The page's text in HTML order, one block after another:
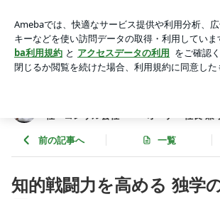
今年22年目 武道場主 兼 投資会社・
ナー社長 兼 グロービス経営大学院准教授
アプリをダウンロードして ブログの更新通知
を
ょう。
社・コンサル会社 オーナー社長 兼
前の記事へ 一覧
知的戦闘力を高める 独学